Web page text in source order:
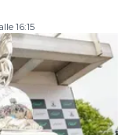
16:15